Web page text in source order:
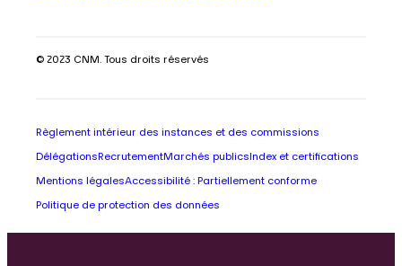
© 2023 CNM. Tous droits réservés
Règlement intérieur des instances et des commissions
Délégations RecrutementMarchés publics Index et certifications
Mentions légalesAccessibilité : Partiellement conforme
Politique de protection des données